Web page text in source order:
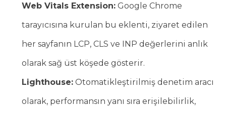
Web Vitals Extension: Google Chrome
tarayıcısına kurulan bu eklenti, ziyaret edilen
her sayfanın LCP, CLS ve INP değerlerini anlık
olarak sağ üst köşede gösterir.
Lighthouse: Otomatikleştirilmiş denetim aracı
olarak, performansın yanı sıra erişilebilirlik,